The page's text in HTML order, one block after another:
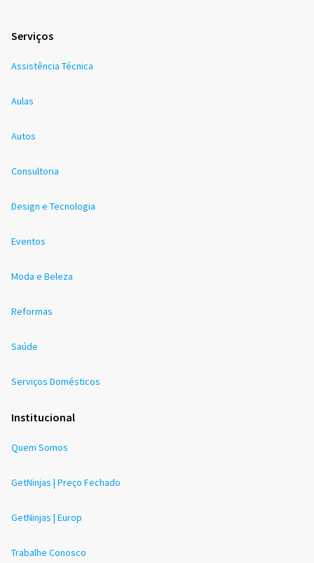
Serviços
Assistência Técnica
Aulas
Autos
Consultoria
Design e Tecnologia
Eventos
Moda e Beleza
Reformas
Saúde
Serviços Domésticos
Institucional
Quem Somos
GetNinjas | Preço Fechado
GetNinjas | Europ
Trabalhe Conosco